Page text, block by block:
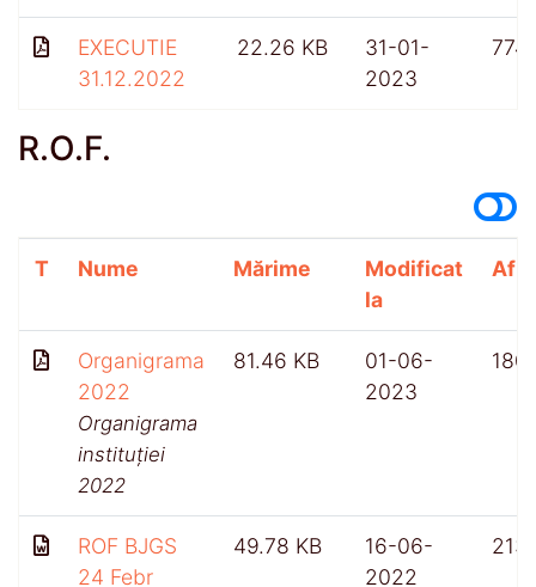
EXECUTIE
31.12.2022
22.26 KB
31-01-
2023
774
R.O.F.
T Nume Mărime
Modificat
la
Organigrama
2022
Organigrama
instituției
2022
81.46 KB
01-06-
2023
ROF BJGS
24 Febr
49.78 KB
16-06-
2022